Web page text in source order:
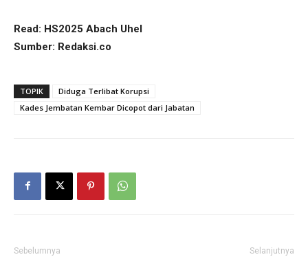
Read: HS2025 Abach Uhel
Sumber: Redaksi.co
TOPIK
Diduga Terlibat Korupsi
Kades Jembatan Kembar Dicopot dari Jabatan
Sebelumnya Selanjutnya